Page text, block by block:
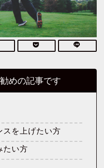
めの記事です
スを上げたい方
たい方